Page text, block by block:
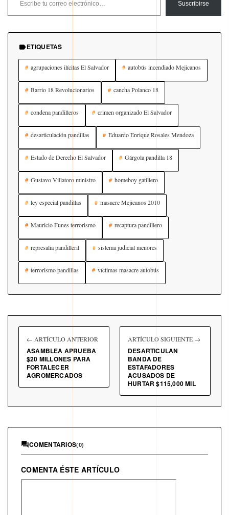
Suscribirse
ETIQUETAS
agrupaciones ilícitas El Salvador autobús incendiado Mejicanos
Barrio 18 Revolucionarios cancha Polanco 18
condena pandilleros crimen organizado El Salvador
desarticulación pandillas Eduardo Enrique Rosales Mendoza
Estado de Derecho El Salvador Gárgola pandilla 18
Gustavo Villatoro ministro homeboy gatillero
ley especial pandillas masacre Mejicanos 2010
Mauricio Funes terrorismo recaptura pandillero
represalia pandilleril sistema judicial menores
terrorismo pandillas víctimas masacre autobús
← ARTÍCULO ANTERIOR
ASAMBLEA APRUEBA
$20 MILLONES PARA
FORTALECER
AGROMERCADOS
ARTÍCULO SIGUIENTE →
DESARTICULAN
BANDA DE
ESTAFADORES
ACUSADOS DE
HURTAR $115,000 MIL
COMENTARIOS(0)
COMENTA ÉSTE ARTÍCULO